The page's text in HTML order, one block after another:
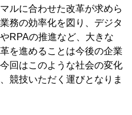
ルに合わせた改革が求めら
務の効率化を図り、デジタ
RPAの推進など、大きな
を進めることは今後の企業
回はこのような社会の変化
競技いただく運びとなりま